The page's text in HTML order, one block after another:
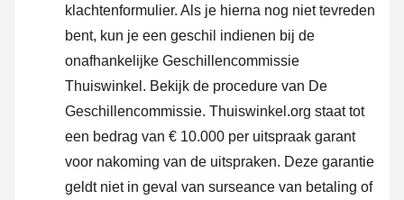
klachtenformulier. Als je hierna nog niet tevreden
bent, kun je een geschil indienen bij de
onafhankelijke Geschillencommissie
Thuiswinkel. Bekijk de procedure van De
Geschillencommissie. Thuiswinkel.org staat tot
een bedrag van € 10.000 per uitspraak garant
voor nakoming van de uitspraken. Deze garantie
geldt niet in geval van surseance van betaling of